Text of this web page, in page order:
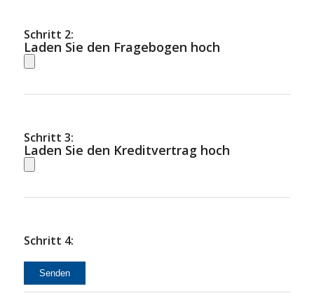
Schritt 2:
Laden Sie den Fragebogen hoch
Schritt 3:
Laden Sie den Kreditvertrag hoch
Schritt 4: